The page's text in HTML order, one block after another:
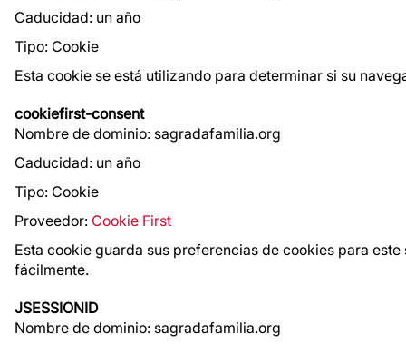
Caducidad: un año
Tipo: Cookie
Esta cookie se está utilizando para determinar si su
cookiefirst-consent
Nombre de dominio: sagradafamilia.org
Caducidad: un año
Tipo: Cookie
Proveedor: Cookie First
Esta cookie guarda sus preferencias de cookies para
fácilmente.
JSESSIONID
Nombre de dominio: sagradafamilia.org